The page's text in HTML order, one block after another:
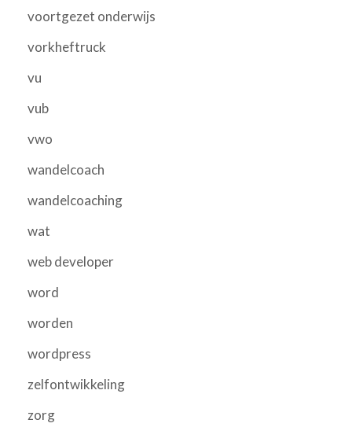
voortgezet onderwijs
vorkheftruck
vu
vub
vwo
wandelcoach
wandelcoaching
wat
web developer
word
worden
wordpress
zelfontwikkeling
zorg